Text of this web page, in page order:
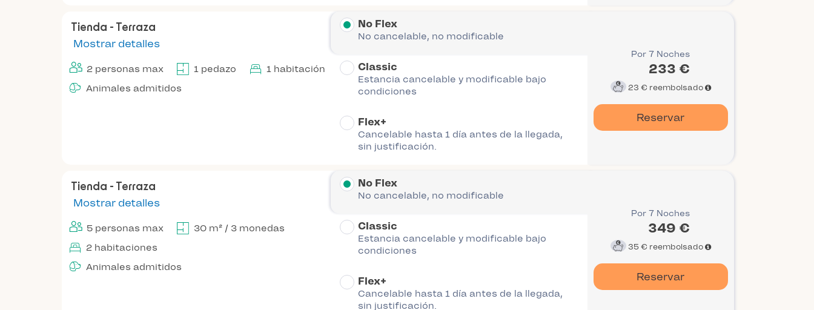
Tienda - Terraza
Mostrar detalles
2 personas max 1 pedazo
1 habitación
Animales admitidos
No Flex
No cancelable, no modificable
Classic
Estancia cancelable y modificable bajo
condiciones
Flex+
Cancelable hasta 1 día antes de la llegada,
sin justificación.
Por 7 Noches
233 €
23 € reembolsado
Reservar
Tienda - Terraza
Mostrar detalles
5 personas max
30 m² / 3 monedas
2 habitaciones
Animales admitidos
No Flex
No cancelable, no modificable
Classic
Estancia cancelable y modificable bajo
condiciones
Flex+
Cancelable hasta 1 día antes de la llegada,
sin justificación.
Por 7 Noches
349 €
35 € reembolsado
Reservar